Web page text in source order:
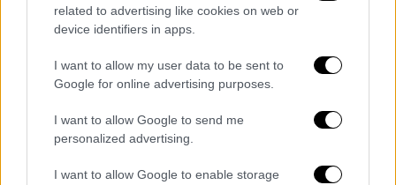
related to advertising like cookies on web or
device identifiers in apps.
I want to allow my user data to be sent to
Google for online advertising purposes.
I want to allow Google to send me
personalized advertising.
I want to allow Google to enable storage
Τους τελευταίους μήνες βάζουν στο
πετρελαίου και αερίου, προκειμένου να
πλήξουν τον ενεργειακό τομέα, τα έσοδα
του οποίου χρηματοδοτούν κατά μεγάλο
μέρος την πολεμική προσπάθεια του